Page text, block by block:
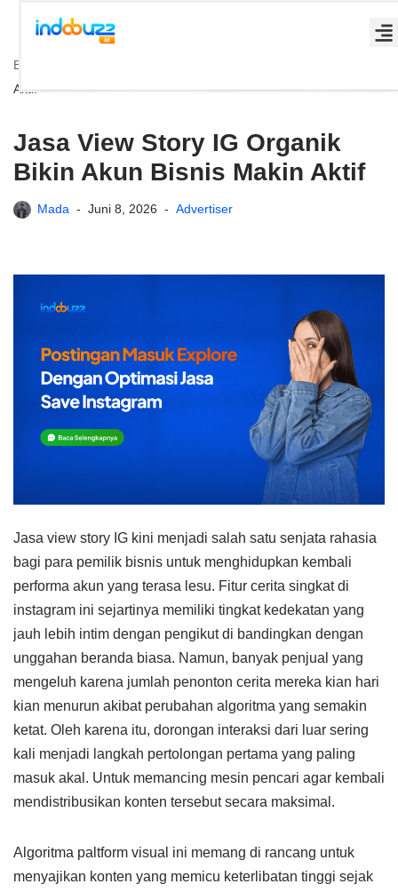
ke
konten
Beranda
Aktif
Jasa View Story IG Organik
Bikin Akun Bisnis Makin Aktif
Mada Juni 8, 2026 Advertiser
Jasa view story IG kini menjadi salah satu senjata rahasia
bagi para pemilik bisnis untuk menghidupkan kembali
performa akun yang terasa lesu. Fitur cerita singkat di
instagram ini sejartinya memiliki tingkat kedekatan yang
jauh lebih intim dengan pengikut di bandingkan dengan
unggahan beranda biasa. Namun, banyak penjual yang
mengeluh karena jumlah penonton cerita mereka kian hari
kian menurun akibat perubahan algoritma yang semakin
ketat. Oleh karena itu, dorongan interaksi dari luar sering
kali menjadi langkah pertolongan pertama yang paling
masuk akal. Untuk memancing mesin pencari agar kembali
mendistribusikan konten tersebut secara maksimal.
Algoritma paltform visual ini memang di rancang untuk
menyajikan konten yang memicu keterlibatan tinggi sejak